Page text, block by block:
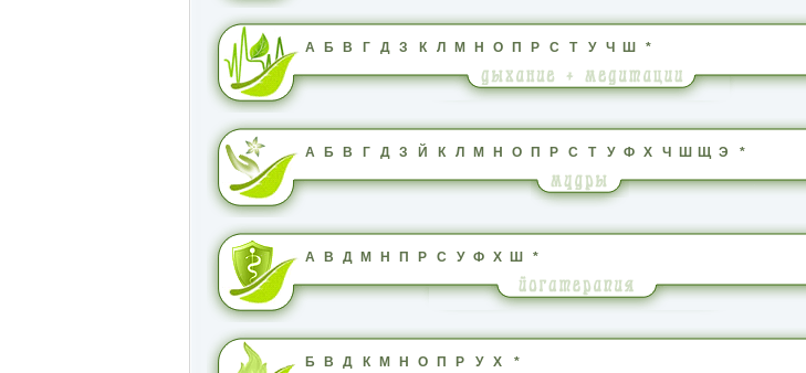
А Б В Г Д З К Л М Н О П Р С Т У Ч Ш *
А Б В Г Д З Й К Л М Н О П Р С Т У Ф Х Ч Ш Щ Э *
А В Д М Н П Р С У Ф Х Ш *
Б В Д К М Н О П Р У Х *